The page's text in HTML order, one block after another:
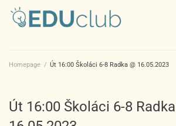
Homepage / Út 16:00 Školáci 6-8 Radka @ 16.05.2023
Út 16:00 Školáci 6-8